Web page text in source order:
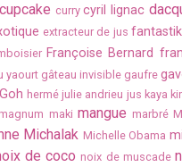
cupcake curry cyril lignac
extracteur de jus fantastik
Françoise Bernard
yaourt gâteau invisible gaufre
hermé julie andrieu jus kaya
maki mangue marbré
Michalak Michelle Obama
de coco noix de muscade